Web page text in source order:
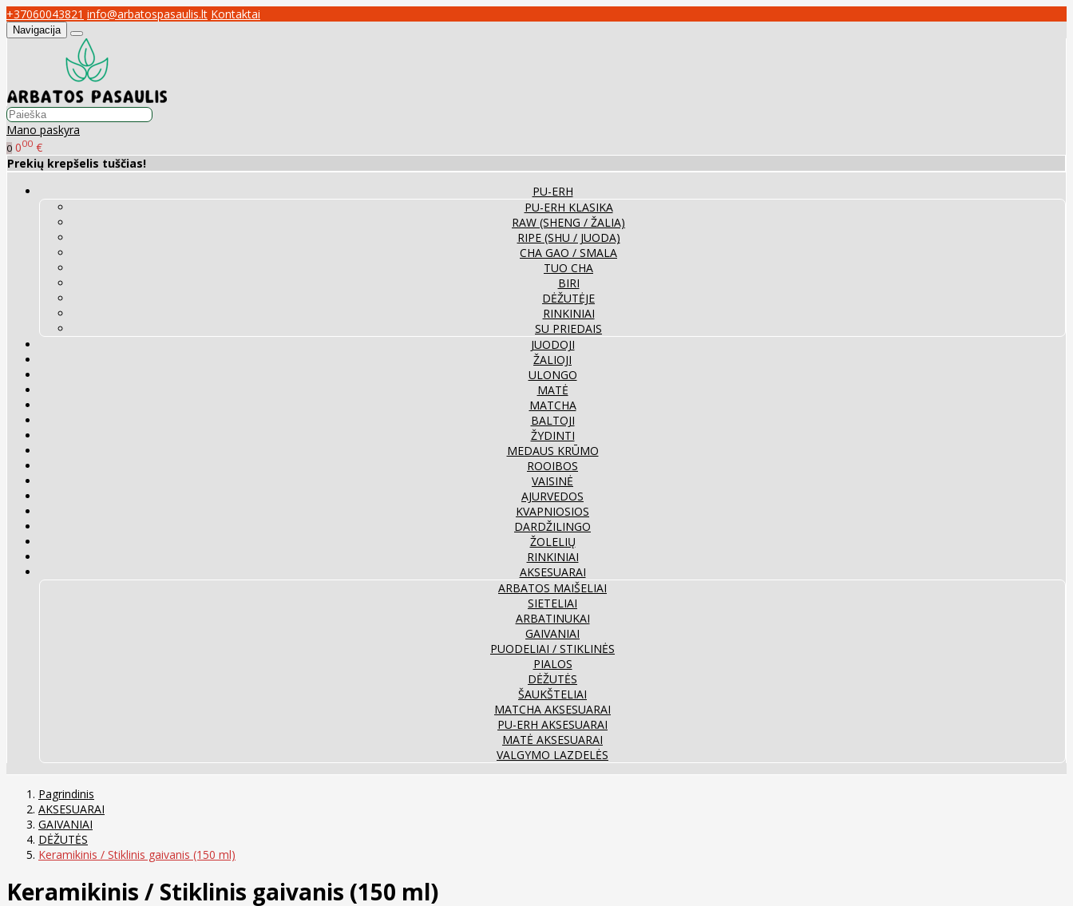
+37060043821 info@arbatospasaulis.lt Kontaktai
Navigacija
Mano paskyra
0 000 €
Prekių krepšelis tuščias!
PU-ERH
PU-ERH KLASIKA
RAW (SHENG / ŽALIA)
RIPE (SHU / JUODA)
CHA GAO / SMALA
TUO CHA
BIRI
DĖŽUTĖJE
RINKINIAI
SU PRIEDAIS
JUODOJI
ŽALIOJI
ULONGO
MATĖ
MATCHA
BALTOJI
ŽYDINTI
MEDAUS KRŪMO
ROOIBOS
VAISINĖ
AJURVEDOS
KVAPNIOSIOS
DARDŽILINGO
ŽOLELIŲ
RINKINIAI
AKSESUARAI
ARBATOS MAIŠELIAI
SIETELIAI
ARBATINUKAI
GAIVANIAI
PUODELIAI / STIKLINĖS
PIALOS
DĖŽUTĖS
ŠAUKŠTELIAI
MATCHA AKSESUARAI
PU-ERH AKSESUARAI
MATĖ AKSESUARAI
VALGYMO LAZDELĖS
Pagrindinis
AKSESUARAI
GAIVANIAI
DĖŽUTĖS
Keramikinis / Stiklinis gaivanis (150 ml)
Keramikinis / Stiklinis gaivanis (150 ml)